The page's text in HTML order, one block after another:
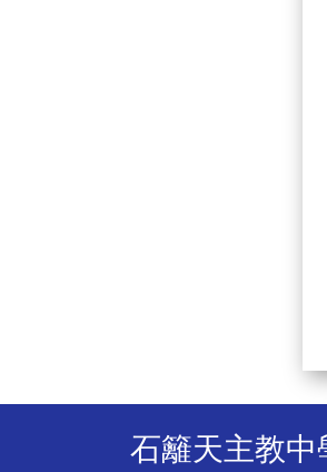
石籬天主教中